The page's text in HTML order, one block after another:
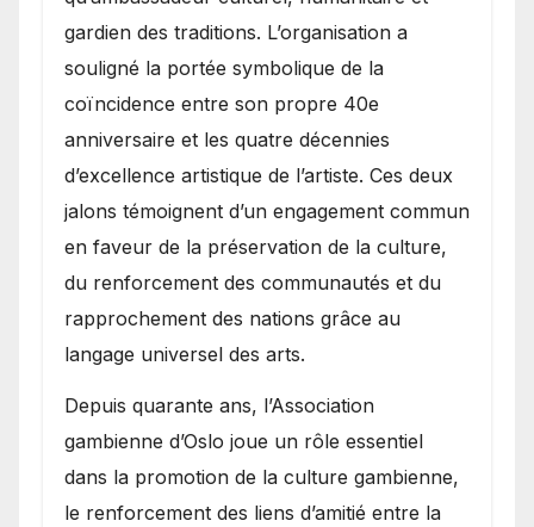
gardien des traditions. L’organisation a
souligné la portée symbolique de la
coïncidence entre son propre 40e
anniversaire et les quatre décennies
d’excellence artistique de l’artiste. Ces deux
jalons témoignent d’un engagement commun
en faveur de la préservation de la culture,
du renforcement des communautés et du
rapprochement des nations grâce au
langage universel des arts.
​Depuis quarante ans, l’Association
gambienne d’Oslo joue un rôle essentiel
dans la promotion de la culture gambienne,
le renforcement des liens d’amitié entre la